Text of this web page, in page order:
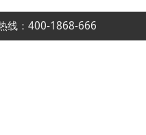
线：400-1868-666